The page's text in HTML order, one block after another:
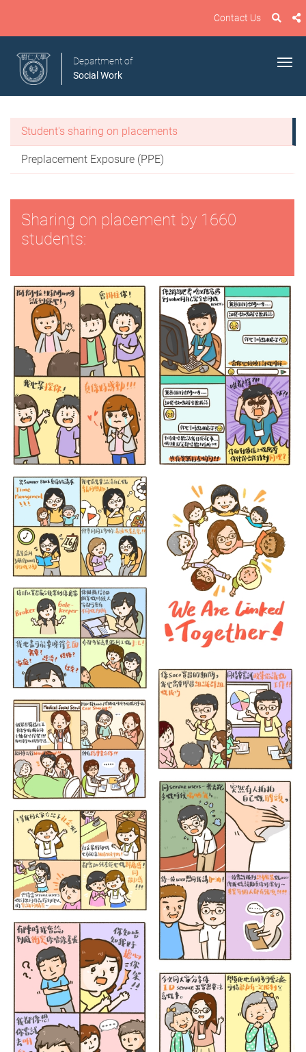
Contact Us
Department of
Social Work
Student's sharing on placements
Preplacement Exposure (PPE)
Sharing on placement by 1660
students: